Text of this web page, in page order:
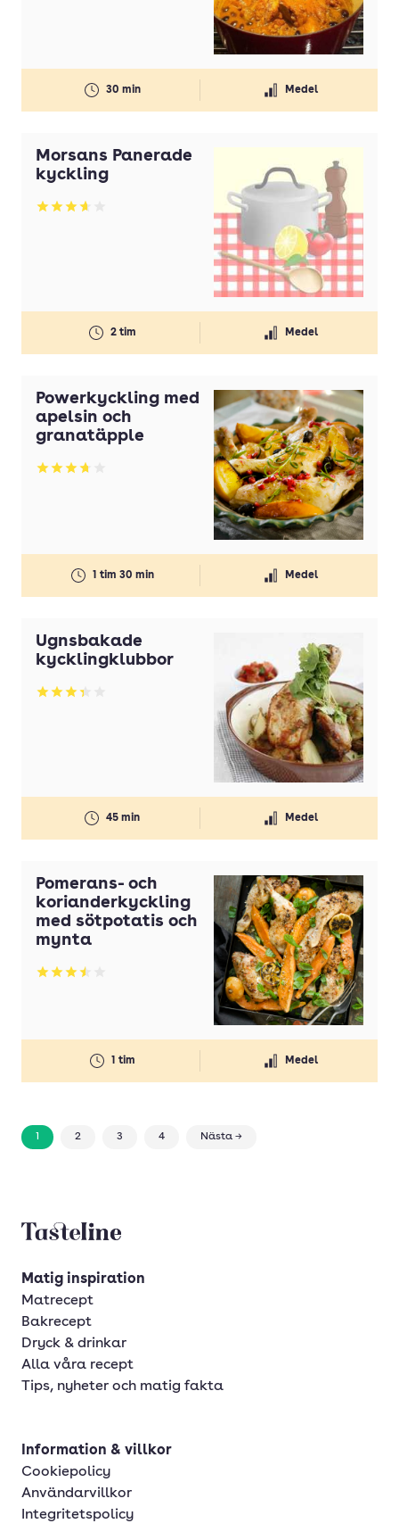
30 min Medel
Morsans Panerade
kyckling
Betyg: 3.63 av 5
2 tim Medel
Powerkyckling med
apelsin och
granatäpple
Betyg: 3.71 av 5
1 tim 30 min Medel
Ugnsbakade
kycklingklubbor
Betyg: 3.33 av 5
45 min Medel
Pomerans- och
korianderkyckling
med sötpotatis och
mynta
Betyg: 3.5 av 5
1 tim Medel
1 2 3 4 Nästa →
Tasteline startsida
Matig inspiration
Matrecept
Bakrecept
Dryck & drinkar
Alla våra recept
Tips, nyheter och matig fakta
Information & villkor
Cookiepolicy
Användarvillkor
Integritetspolicy